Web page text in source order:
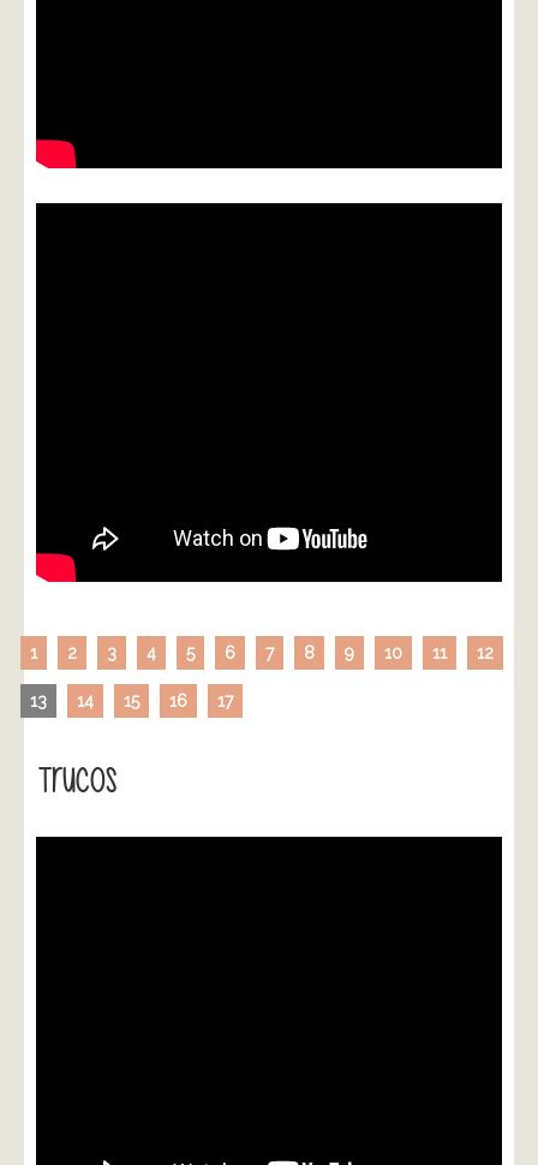
1 2 3 4 5 6 7 8 9 10 11 12
13 14 15 16 17
Trucos